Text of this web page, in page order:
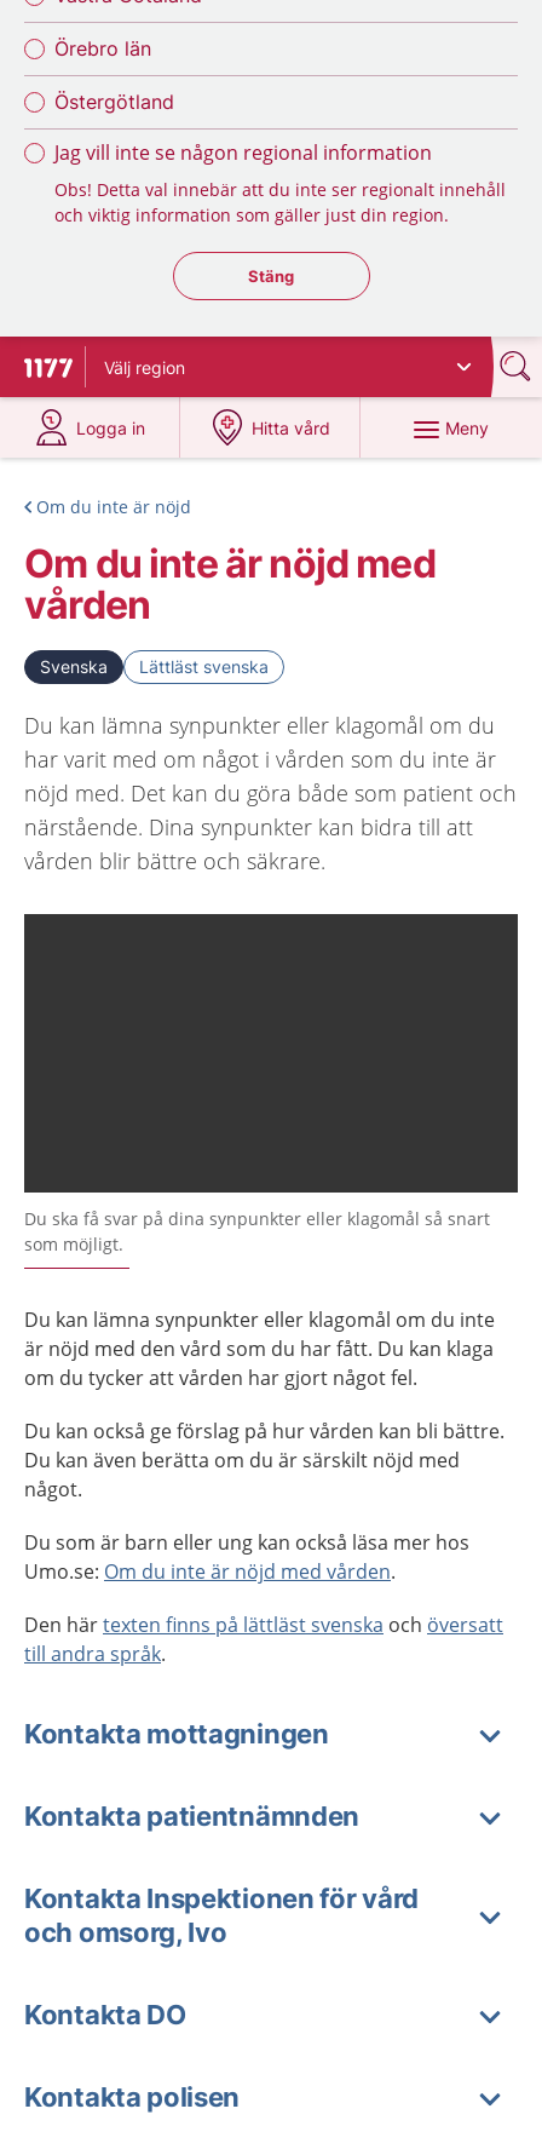
Örebro län
Östergötland
Jag vill inte se någon regional information
Obs! Detta val innebär att du inte ser regionalt innehåll
och viktig information som gäller just din region.
Stäng regionsväljaren
Stäng
Till startsidan för 1177
Välj region
Logga in
på 1177.se
Hitta vård
på 1177.se
Meny
Om du inte är nöjd
Om du inte är nöjd med
vården
Svenska Lättläst svenska
Du kan lämna synpunkter eller klagomål om du
har varit med om något i vården som du inte är
nöjd med. Det kan du göra både som patient och
närstående. Dina synpunkter kan bidra till att
vården blir bättre och säkrare.
Du ska få svar på dina synpunkter eller klagomål så snart
som möjligt.
Du kan lämna synpunkter eller klagomål om du inte
är nöjd med den vård som du har fått. Du kan klaga
om du tycker att vården har gjort något fel.
Du kan också ge förslag på hur vården kan bli bättre.
Du kan även berätta om du är särskilt nöjd med
något.
Du som är barn eller ung kan också läsa mer hos
Umo.se: Om du inte är nöjd med vården.
Den härtexten finns på lättläst svenska och översatt
till andra språk.
Kontakta mottagningen
Kontakta patientnämnden
Kontakta Inspektionen för vård
och omsorg, Ivo
Kontakta DO
Kontakta polisen